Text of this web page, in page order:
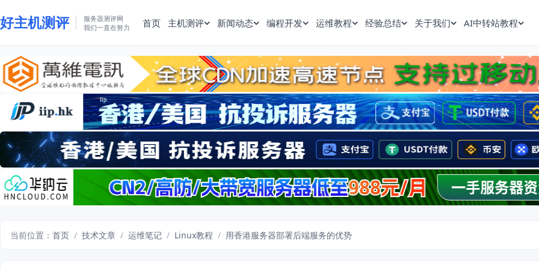
好主机测评
服务器测评网
我们一直在努力
首页 主机测评 新闻动态 编程开发 运维教程 经验总结 关于我们 AI中转站教程
当前位置： 首页 / 技术文章 / 运维笔记 / Linux教程 / 用香港服务器部署后端服务的优势